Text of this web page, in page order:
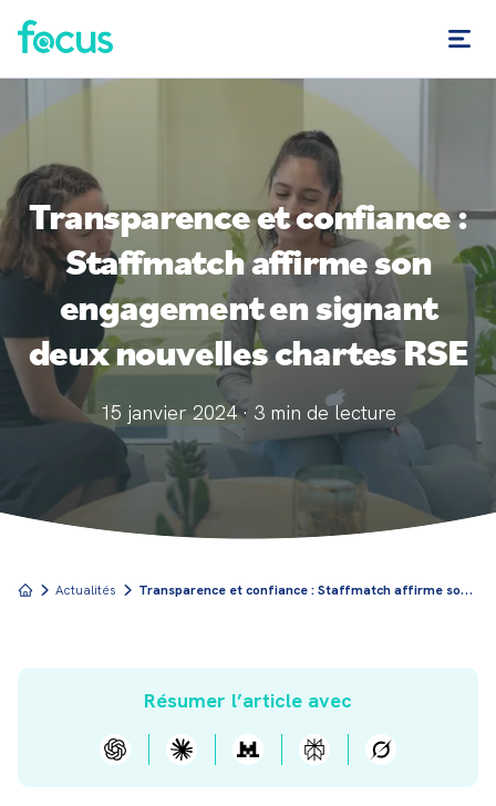
Transparence et confiance :
Staffmatch affirme son
engagement en signant
deux nouvelles chartes RSE
15 janvier 2024 · 3 min de lecture
Actualités T
ransparence et confiance : Staffmatch affirme son engagement en signant deux nouvelles chartes RSE
Résumer l’article avec